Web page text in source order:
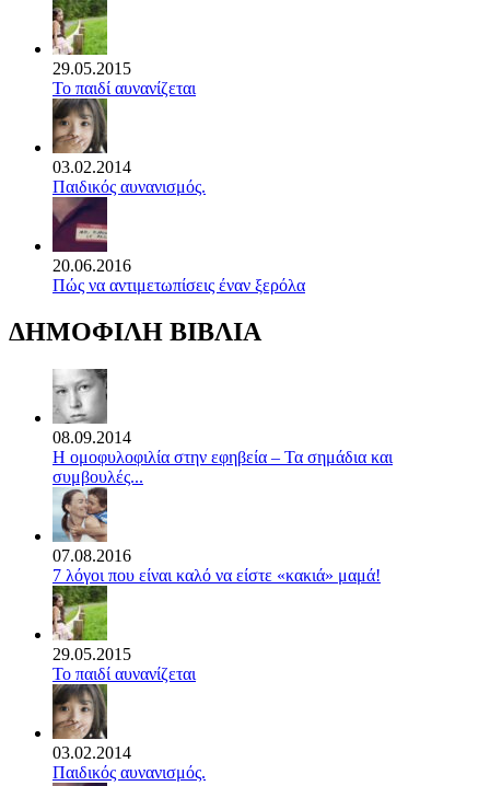
29.05.2015
Το παιδί αυνανίζεται
03.02.2014
Παιδικός αυνανισμός.
20.06.2016
Πώς να αντιμετωπίσεις έναν ξερόλα
ΔΗΜΟΦΙΛΗ ΒΙΒΛΙΑ
08.09.2014
Η ομοφυλοφιλία στην εφηβεία – Τα σημάδια και
συμβουλές...
07.08.2016
7 λόγοι που είναι καλό να είστε «κακιά» μαμά!
29.05.2015
Το παιδί αυνανίζεται
03.02.2014
Παιδικός αυνανισμός.